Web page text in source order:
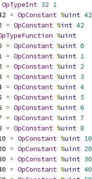
OpTypeInt 32 1
= OpConstant %uint 42
= OpConstant %int 42
%uint
= OpConstant %uint 0
= OpConstant %uint 1
= OpConstant %uint 2
= OpConstant %uint 3
= OpConstant %uint 4
= OpConstant %uint 5
= OpConstant %uint 6
= OpConstant %uint 7
= OpConstant %uint 8
= OpConstant %uint 10
= OpConstant %uint 20
= OpConstant %uint 30
= OpConstant %uint 40